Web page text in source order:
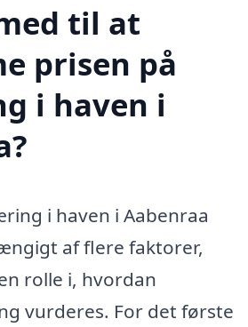
til at
prisen på
i haven i
i haven i Aabenraa
af flere faktorer,
rolle i, hvordan
vurderes. For det første